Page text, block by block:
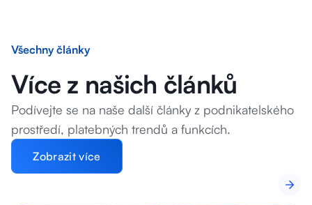
Všechny články
Více z našich článků
Podívejte se na naše další články z podnikatelského
prostředí, platebných trendů a funkcích.
Zobrazit více